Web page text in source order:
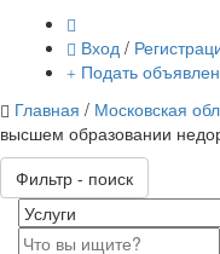
Вход /
Подать
Главная / Московская
высшем образовании
Фильтр - поиск